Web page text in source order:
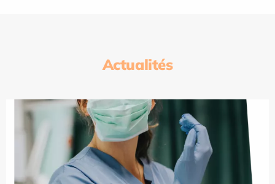
Actualités